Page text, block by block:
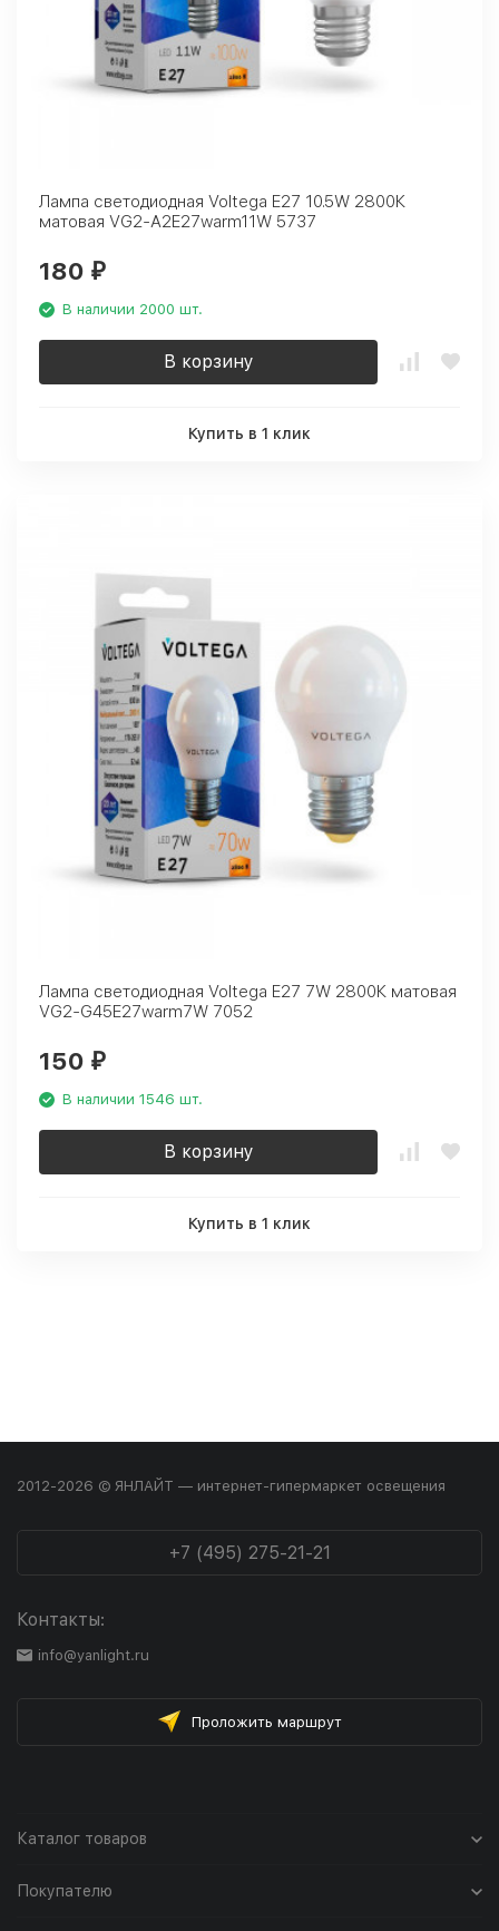
Лампа светодиодная Voltega E27 10.5W 2800К
матовая VG2-A2E27warm11W 5737
180 ₽
В наличии 2000 шт.
В корзину
Купить в 1 клик
Лампа светодиодная Voltega E27 7W 2800К матовая
VG2-G45E27warm7W 7052
150 ₽
В наличии 1546 шт.
В корзину
Купить в 1 клик
2012-2026 © ЯНЛАЙТ — интернет-гипермаркет освещения
+7 (495) 275-21-21
Контакты:
info@yanlight.ru
Проложить маршрут
Каталог товаров
Покупателю